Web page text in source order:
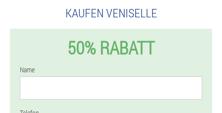
KAUFEN VENISELLE
50% RABATT
Name